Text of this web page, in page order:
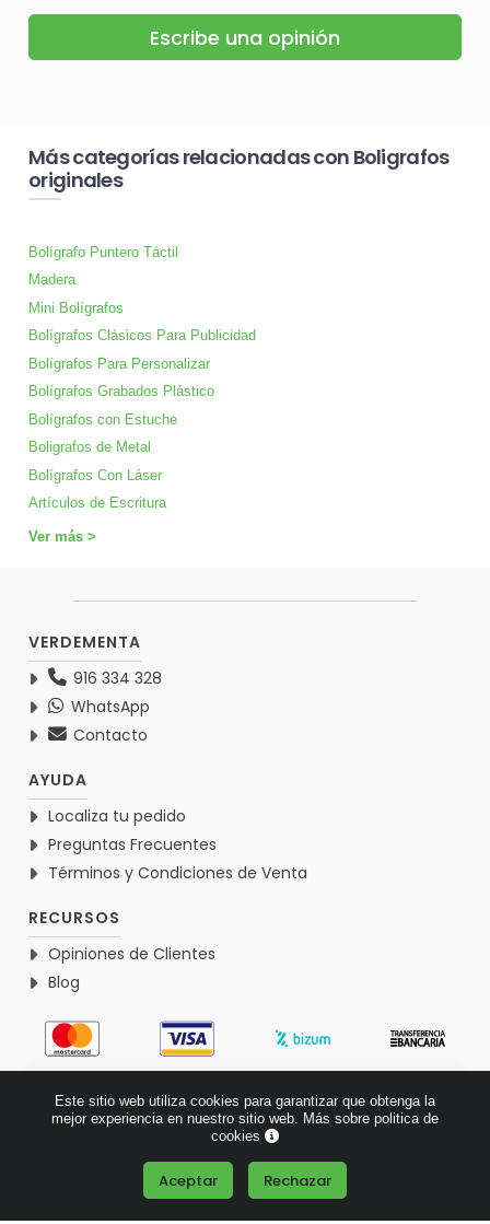
Escribe una opinión
Más categorías relacionadas con Boligrafos
originales
Bolígrafo Puntero Táctil
Madera
Mini Bolígrafos
Bolígrafos Clásicos Para Publicidad
Bolígrafos Para Personalizar
Bolígrafos Grabados Plástico
Bolígrafos con Estuche
Boligrafos de Metal
Bolígrafos Con Láser
Artículos de Escritura
Ver más >
VERDEMENTA
916 334 328
WhatsApp
Contacto
AYUDA
Localiza tu pedido
Preguntas Frecuentes
Términos y Condiciones de Venta
RECURSOS
Opiniones de Clientes
Blog
Basado en 1764 opiniones >
Este sitio web utiliza cookies para garantizar que obtenga la
mejor experiencia en nuestro sitio web. Más sobre politica de
cookies
Aceptar Rechazar